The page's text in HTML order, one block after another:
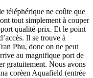
téléphérique ne coûte que
tout simplement à couper
qualité-prix. Et le point
Il se trouve à
Phu, donc on ne peut
au magnifique port de
gratuitement. Nous avons
coréen Aquafield (entrée